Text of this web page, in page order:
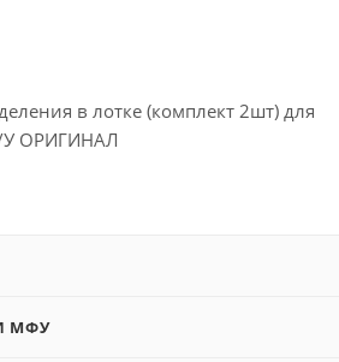
в лотке (комплект 2шт) для
У ОРИГИНАЛ
МФУ